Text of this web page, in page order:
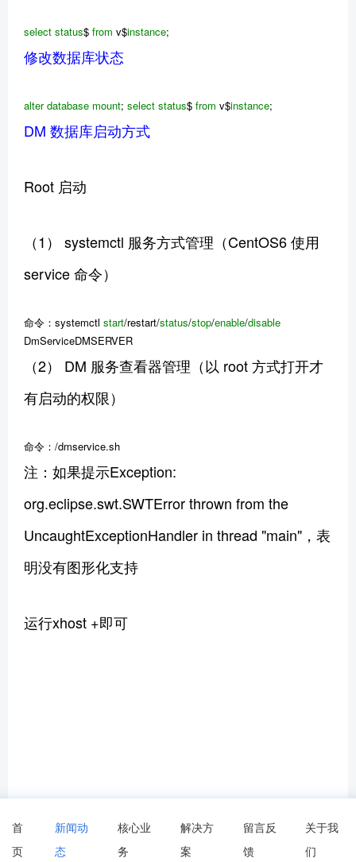
首
页
新闻动
态
核心业
务
解决方
案
留言反
馈
关于我
们
select status$ from v$instance;
修改数据库状态
alter database mount; select status$ from v$instance;
DM 数据库启动方式
Root 启动
（1） systemctl 服务方式管理（CentOS6 使用
service 命令）
命令：systemctl start/restart/status/stop/enable/disable
DmServiceDMSERVER
（2） DM 服务查看器管理（以 root 方式打开才
有启动的权限）
命令：/dmservice.sh
注：如果提示Exception:
org.eclipse.swt.SWTError thrown from the
UncaughtExceptionHandler in thread "main"，表
明没有图形化支持
运行xhost +即可